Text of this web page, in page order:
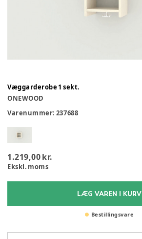
Væggarderobe 1 sekt.
ONEWOOD
Varenummer: 237688
1.219,00 kr.
Ekskl. moms
LÆG VAREN I KURV
Bestillingsvare